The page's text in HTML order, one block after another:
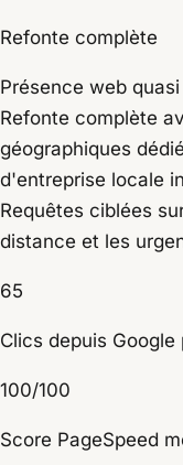
Refonte complète
Présence web
Refonte complète
géographiques
d'entreprise locale
Requêtes ciblées
distance et les
65
Clics depuis
100/100
Score PageSpeed